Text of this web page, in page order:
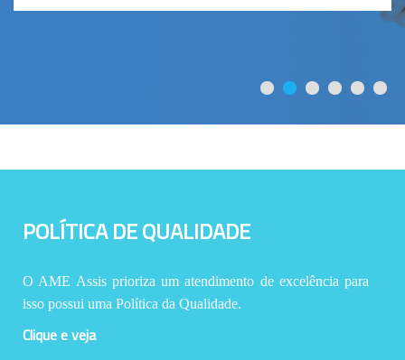
POLÍTICA DE QUALIDADE
O AME Assis prioriza um atendimento de excelência para
isso possui uma Política da Qualidade.
Clique e veja